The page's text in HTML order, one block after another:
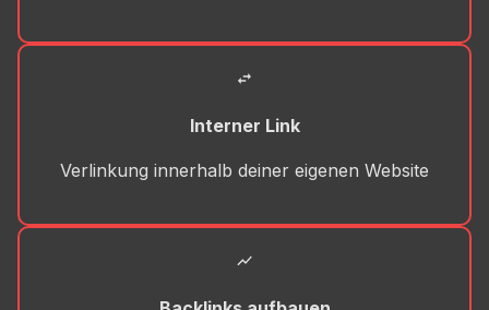
Interner Link
Verlinkung innerhalb deiner eigenen Website